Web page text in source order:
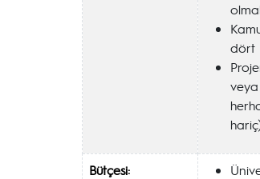
dört
Bütçesi: